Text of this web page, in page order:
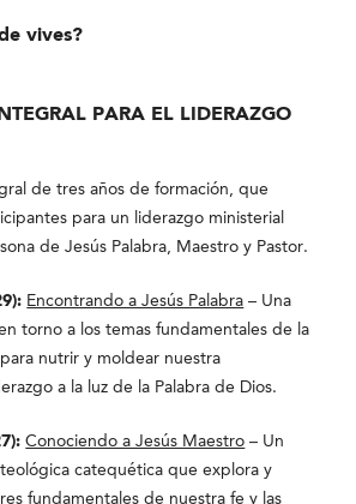
vives?
PARA EL LIDERAZGO
de tres años de formación, que
para un liderazgo ministerial
de Jesús Palabra, Maestro y Pastor.
Encontrando a Jesús Palabra – Una
torno a los temas fundamentales de la
nutrir y moldear nuestra
a la luz de la Palabra de Dios.
Conociendo a Jesús Maestro – Un
catequética que explora y
fundamentales de nuestra fe y las